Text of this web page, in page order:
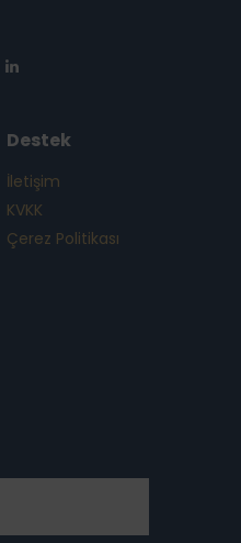
Destek
İletişim
KVKK
Çerez Politikası